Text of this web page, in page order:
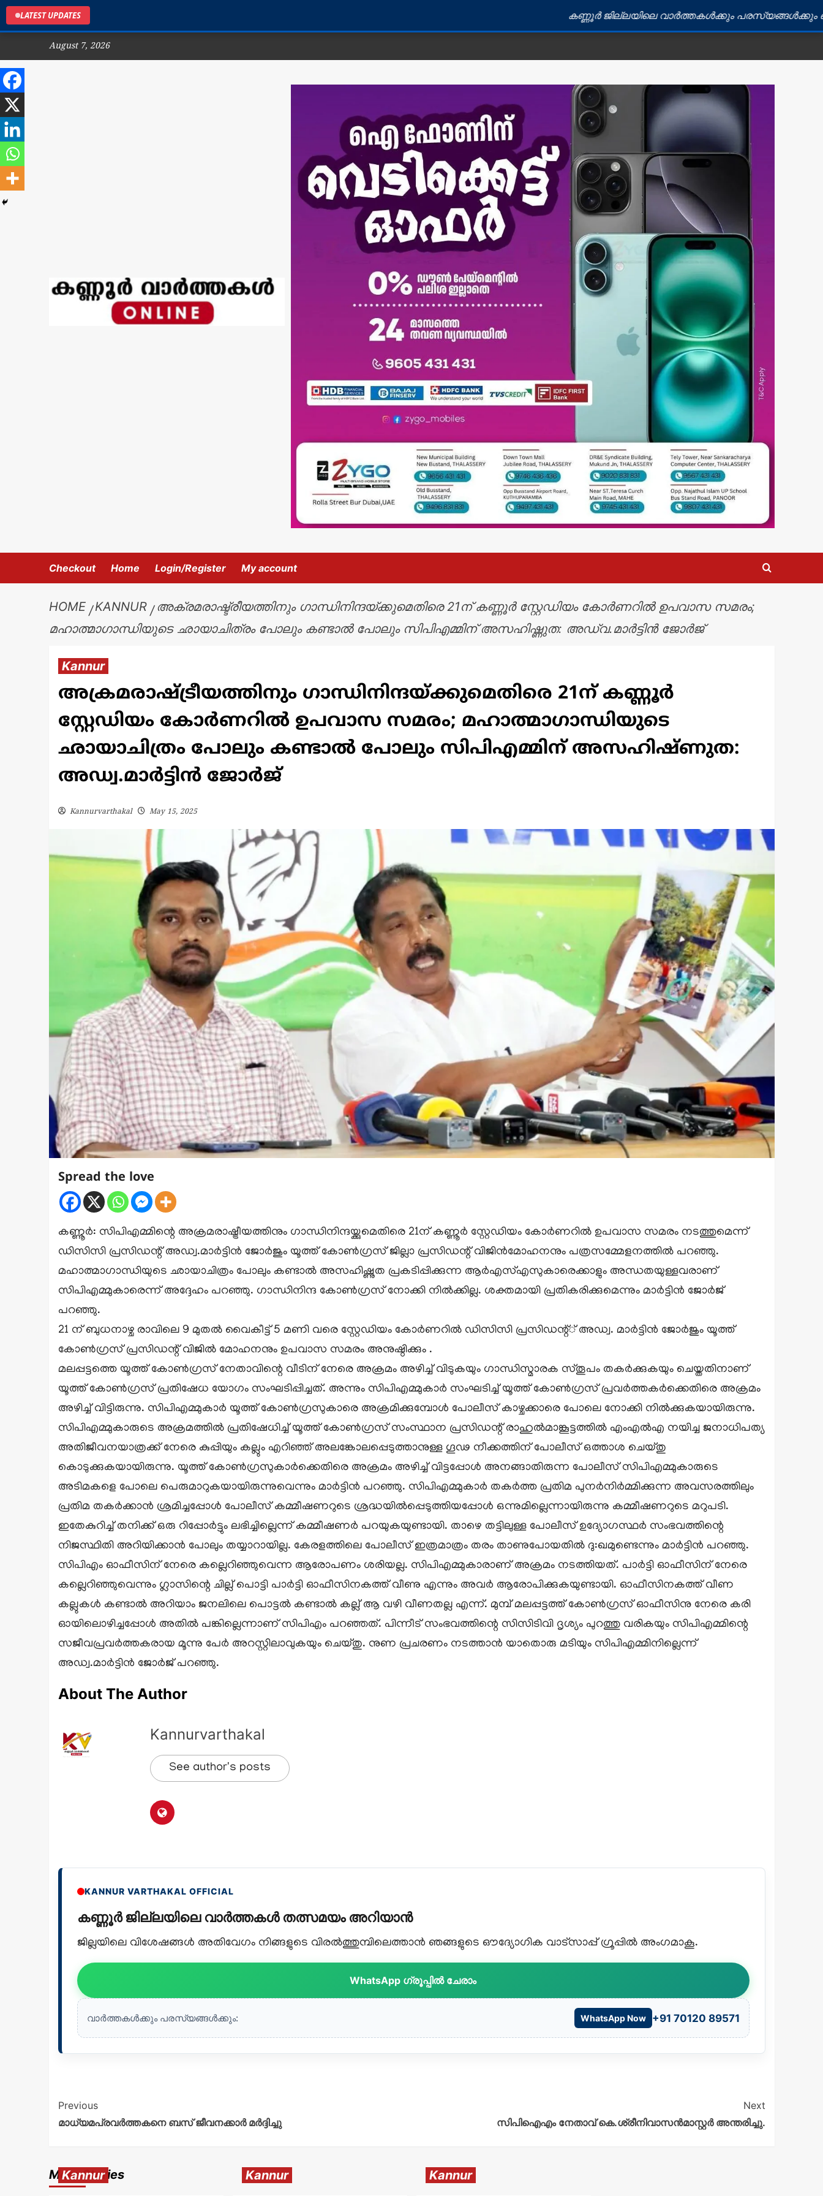
LATEST UPDATES കണ്ണൂർ ജില്ലയിലെ വാർത്തകൾക്കും പരസ്യങ്ങൾക്കും
August 7, 2026
Checkout Home Login/Register My account
HOME KANNUR
അക്രമരാഷ്ട്രീയത്തിനും ഗാന്ധിനിന്ദയ്ക്കുമെതിരെ 21ന് കണ്ണൂര്‍ സ്റ്റേഡിയം കോര്‍ണറില്‍ ഉപവാസ സമരം;
മഹാത്മാഗാന്ധിയുടെ ഛായാചിത്രം പോലും കണ്ടാല്‍ പോലും സിപിഎമ്മിന് അസഹിഷ്ണുത: അഡ്വ.മാര്‍ട്ടിന്‍ ജോര്‍ജ്
Kannur
അക്രമരാഷ്ട്രീയത്തിനും ഗാന്ധിനിന്ദയ്ക്കുമെതിരെ 21ന് കണ്ണൂര്‍
സ്റ്റേഡിയം കോര്‍ണറില്‍ ഉപവാസ സമരം; മഹാത്മാഗാന്ധിയുടെ
ഛായാചിത്രം പോലും കണ്ടാല്‍ പോലും സിപിഎമ്മിന് അസഹിഷ്ണുത:
അഡ്വ.മാര്‍ട്ടിന്‍ ജോര്‍ജ്
Kannurvarthakal May 15, 2025
Spread the love
കണ്ണൂര്‍: സിപിഎമ്മിന്റെ അക്രമരാഷ്ട്രീയത്തിനും ഗാന്ധിനിന്ദയ്ക്കുമെതിരെ 21ന് കണ്ണൂര്‍ സ്റ്റേഡിയം കോര്‍ണറില്‍ ഉപവാസ സമരം നടത്തുമെന്ന്
ഡിസിസി പ്രസിഡന്റ് അഡ്വ.മാര്‍ട്ടിന്‍ ജോര്‍ജും യൂത്ത് കോണ്‍ഗ്രസ് ജില്ലാ പ്രസിഡന്റ് വിജിന്‍മോഹനനും പത്രസമ്മേളനത്തില്‍ പറഞ്ഞു.
മഹാത്മാഗാന്ധിയുടെ ഛായാചിത്രം പോലും കണ്ടാല്‍ അസഹിഷ്ണുത പ്രകടിപ്പിക്കുന്ന ആര്‍എസ്എസുകാരെക്കാളും അന്ധതയുള്ളവരാണ്
സിപിഎമ്മുകാരെന്ന് അദ്ദേഹം പറഞ്ഞു. ഗാന്ധിനിന്ദ കോണ്‍ഗ്രസ് നോക്കി നില്‍ക്കില്ല. ശക്തമായി പ്രതികരിക്കുമെന്നും മാര്‍ട്ടിന്‍ ജോര്‍ജ്
പറഞ്ഞു.
21 ന് ബുധനാഴ്ച രാവിലെ 9 മുതല്‍ വൈകീട്ട് 5 മണി വരെ സ്റ്റേഡിയം കോര്‍ണറില്‍ ഡിസിസി പ്രസിഡന്റ്് അഡ്വ. മാര്‍ട്ടിന്‍ ജോര്‍ജും യൂത്ത്
കോണ്‍ഗ്രസ് പ്രസിഡന്റ് വിജില്‍ മോഹനനും ഉപവാസ സമരം അനുഷ്ഠിക്കും .
മലപ്പട്ടത്തെ യൂത്ത് കോണ്‍ഗ്രസ് നേതാവിന്റെ വീടിന് നേരെ അക്രമം അഴിച്ച് വിടുകയും ഗാന്ധിസ്മാരക സ്തൂപം തകര്‍ക്കുകയും ചെയ്തതിനാണ്
യൂത്ത് കോണ്‍ഗ്രസ് പ്രതിഷേധ യോഗം സംഘടിപ്പിച്ചത്. അന്നും സിപിഎമ്മുകാര്‍ സംഘടിച്ച് യൂത്ത് കോണ്‍ഗ്രസ് പ്രവര്‍ത്തകര്‍ക്കെതിരെ അക്രമം
അഴിച്ച് വിട്ടിരുന്നു. സിപിഎമ്മുകാര്‍ യൂത്ത് കോണ്‍ഗ്രസുകാരെ അക്രമിക്കുമ്പോള്‍ പോലീസ് കാഴ്ചക്കാരെ പോലെ നോക്കി നില്‍ക്കുകയായിരുന്നു.
സിപിഎമ്മുകാരുടെ അക്രമത്തില്‍ പ്രതിഷേധിച്ച് യൂത്ത് കോണ്‍ഗ്രസ് സംസ്ഥാന പ്രസിഡന്റ് രാഹുല്‍മാങ്കൂട്ടത്തില്‍ എംഎല്‍എ നയിച്ച ജനാധിപത്യ
അതിജീവനയാത്രക്ക് നേരെ കുപ്പിയും കല്ലും എറിഞ്ഞ് അലങ്കോലപ്പെടുത്താനുള്ള ഗൂഢ നീക്കത്തിന് പോലീസ് ഒത്താശ ചെയ്തു
കൊടുക്കുകയായിരുന്നു. യൂത്ത് കോണ്‍ഗ്രസുകാര്‍ക്കെതിരെ അക്രമം അഴിച്ച് വിട്ടപ്പോള്‍ അനങ്ങാതിരുന്ന പോലീസ് സിപിഎമ്മുകാരുടെ
അടിമകളെ പോലെ പെരുമാറുകയായിരുന്നുവെന്നും മാര്‍ട്ടിന്‍ പറഞ്ഞു. സിപിഎമ്മുകാര്‍ തകര്‍ത്ത പ്രതിമ പുനര്‍നിര്‍മ്മിക്കുന്ന അവസരത്തിലും
പ്രതിമ തകര്‍ക്കാന്‍ ശ്രമിച്ചപ്പോള്‍ പോലീസ് കമ്മീഷണറുടെ ശ്രദ്ധയില്‍പ്പെടുത്തിയപ്പോള്‍ ഒന്നുമില്ലെന്നായിരുന്നു കമ്മീഷണറുടെ മറുപടി.
ഇതേകുറിച്ച് തനിക്ക് ഒരു റിപ്പോര്‍ട്ടും ലഭിച്ചില്ലെന്ന് കമ്മീഷണര്‍ പറയുകയുണ്ടായി. താഴെ തട്ടിലുള്ള പോലീസ് ഉദ്യോഗസ്ഥര്‍ സംഭവത്തിന്റെ
നിജസ്ഥിതി അറിയിക്കാന്‍ പോലും തയ്യാറായില്ല. കേരളത്തിലെ പോലീസ് ഇത്രമാത്രം തരം താണുപോയതില്‍ ദു:ഖമുണ്ടെന്നും മാര്‍ട്ടിന്‍ പറഞ്ഞു.
സിപിഎം ഓഫീസിന് നേരെ കല്ലെറിഞ്ഞുവെന്ന ആരോപണം ശരിയല്ല. സിപിഎമ്മുകാരാണ് അക്രമം നടത്തിയത്. പാര്‍ട്ടി ഓഫീസിന് നേരെ
കല്ലെറിഞ്ഞുവെന്നും ഗ്ലാസിന്റെ ചില്ല് പൊട്ടി പാര്‍ട്ടി ഓഫീസിനകത്ത് വീണു എന്നും അവര്‍ ആരോപിക്കുകയുണ്ടായി. ഓഫീസിനകത്ത് വീണ
കല്ലുകള്‍ കണ്ടാല്‍ അറിയാം ജനലിലെ പൊട്ടല്‍ കണ്ടാല്‍ കല്ല് ആ വഴി വീണതല്ല എന്ന്. മുമ്പ് മലപ്പട്ടത്ത് കോണ്‍ഗ്രസ് ഓഫീസിനു നേരെ കരി
ഓയിലൊഴിച്ചപ്പോള്‍ അതില്‍ പങ്കില്ലെന്നാണ് സിപിഎം പറഞ്ഞത്. പിന്നീട് സംഭവത്തിന്റെ സിസിടിവി ദൃശ്യം പുറത്തു വരികയും സിപിഎമ്മിന്റെ
സജീവപ്രവര്‍ത്തകരായ മൂന്നു പേര്‍ അറസ്റ്റിലാവുകയും ചെയ്തു. നുണ പ്രചരണം നടത്താന്‍ യാതൊരു മടിയും സിപിഎമ്മിനില്ലെന്ന്
അഡ്വ.മാര്‍ട്ടിന്‍ ജോര്‍ജ് പറഞ്ഞു.
About The Author
Kannurvarthakal
See author's posts
KANNUR VARTHAKAL OFFICIAL
കണ്ണൂർ ജില്ലയിലെ വാർത്തകൾ തത്സമയം അറിയാൻ
ജില്ലയിലെ വിശേഷങ്ങൾ അതിവേഗം നിങ്ങളുടെ വിരൽത്തുമ്പിലെത്താൻ ഞങ്ങളുടെ ഔദ്യോഗിക വാട്സാപ്പ് ഗ്രൂപ്പിൽ അംഗമാകൂ.
WhatsApp ഗ്രൂപ്പിൽ ചേരാം
വാർത്തകൾക്കും പരസ്യങ്ങൾക്കും: WhatsApp Now +91 70120 89571
Previous
മാധ്യമപ്രവര്‍ത്തകനെ ബസ് ജീവനക്കാർ മര്‍ദ്ദിച്ചു
Next
സിപിഐഎം നേതാവ് കെ.ശ്രീനിവാസൻമാസ്റ്റർ അന്തരിച്ചു.
More Stories
Kannur Kannur Kannur